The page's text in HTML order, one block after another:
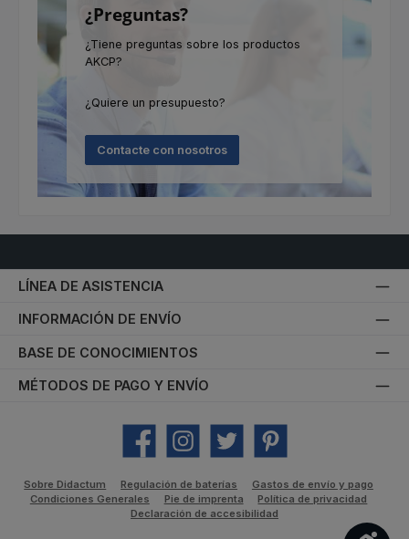
¿Preguntas?
¿Tiene preguntas sobre los productos
AKCP?
¿Quiere un presupuesto?
Contacte con nosotros
LÍNEA DE ASISTENCIA
INFORMACIÓN DE ENVÍO
BASE DE CONOCIMIENTOS
MÉTODOS DE PAGO Y ENVÍO
Facebook Instagram Twitter Pinterest
Sobre Didactum Regulación de baterías
Gastos de envío y pago
Condiciones Generales
Pie de imprenta
Política de privacidad
Declaración de accesibilidad